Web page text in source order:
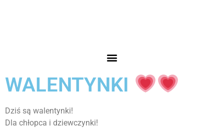
WALENTYNKI
Dziś są walentynki!
Dla chłopca i dziewczynki!